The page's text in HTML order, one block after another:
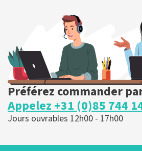
Préférez commander
Appelez +31 (0)85 744
Jours ouvrables 12h00 - 17h00